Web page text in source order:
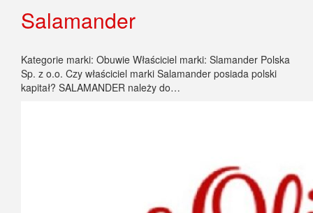
Salamander
Kategorie marki: Obuwie Właściciel marki: Slamander Polska
Sp. z o.o. Czy właściciel marki Salamander posiada polski
kapitał? SALAMANDER należy do…